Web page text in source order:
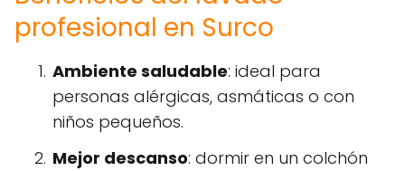
profesional en Surco
Ambiente saludable: ideal para
personas alérgicas, asmáticas o con
niños pequeños.
Mejor descanso: dormir en un colchón